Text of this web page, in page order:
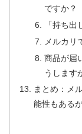
ですか？
「持ち
メルカリ
商品が届
うします
まとめ：メ
能性もある